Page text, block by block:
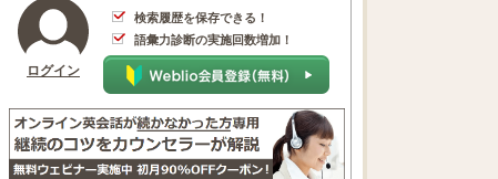
ログイン
検索履歴を保存できる！
語彙力診断の実施回数増加！